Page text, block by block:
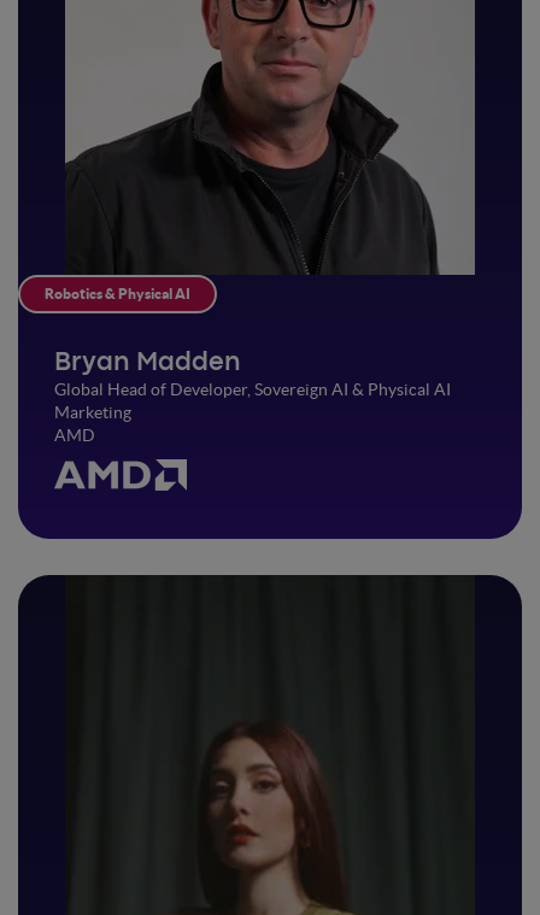
Robotics & Physical AI
Bryan Madden
Global Head of Developer, Sovereign AI & Physical AI
Marketing
AMD